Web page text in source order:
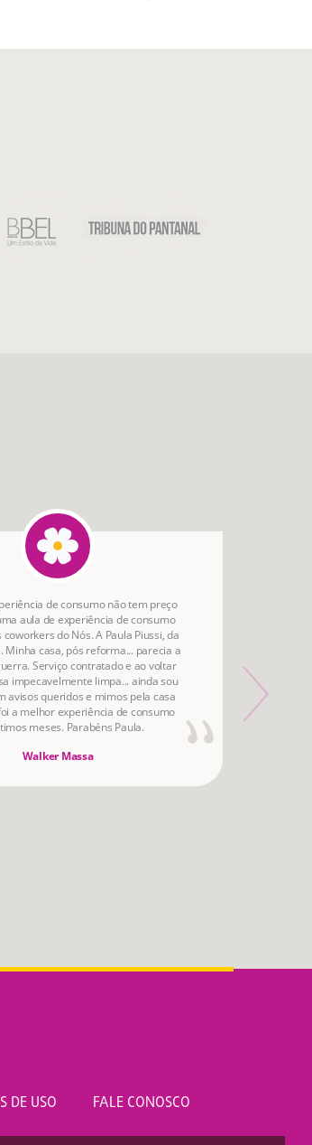
de consumo não tem preço
aula de experiência de consumo
do Nós. A Paula Piussi, da
Minha casa, pós reforma... parecia a
Serviço contratado e ao voltar
impecavelmente limpa... ainda sou
avisos queridos e mimos pela casa
a melhor experiência de consumo
meses. Parabéns Paula.
Walker Massa
DE USO FALE CONOSCO